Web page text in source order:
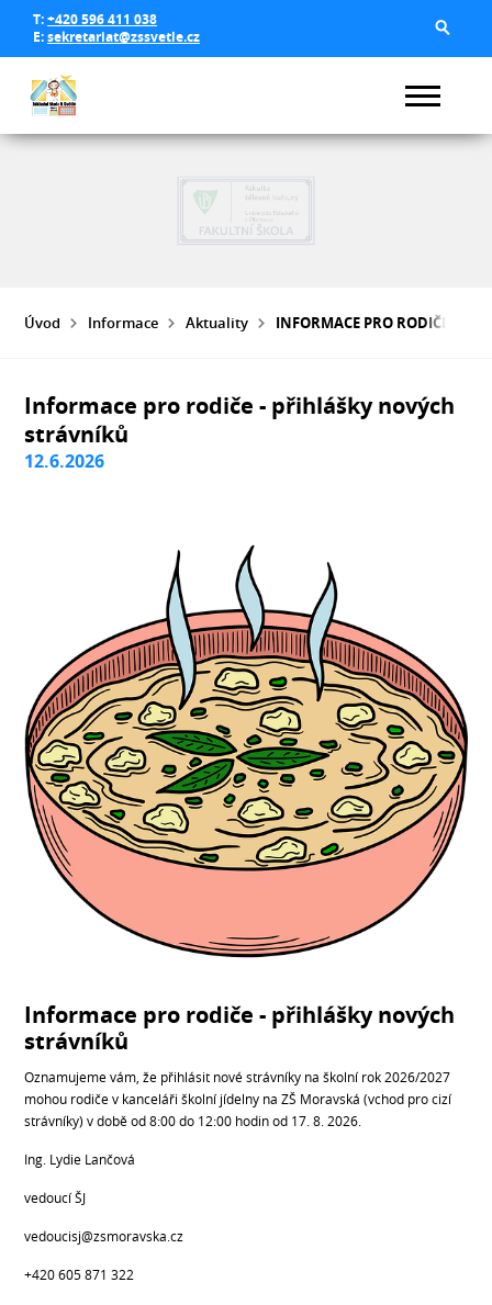
T:+420 596 411 038
E:sekretariat@zssvetle.cz
Úvod Informace Aktuality INFORMACE PRO RODIČE -
Informace pro rodiče - přihlášky nových
strávníků
12.6.2026
Informace pro rodiče - přihlášky nových
strávníků
Oznamujeme vám, že přihlásit nové strávníky na školní rok 2026/2027
mohou rodiče v kanceláři školní jídelny na ZŠ Moravská (vchod pro cizí
strávníky) v době od 8:00 do 12:00 hodin od 17. 8. 2026.
Ing. Lydie Lančová
vedoucí ŠJ
vedoucisj@zsmoravska.cz
+420 605 871 322